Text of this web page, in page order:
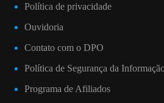
Política de privacidade
Ouvidoria
Contato com o DPO
Política de Segurança da
Programa de Afiliados